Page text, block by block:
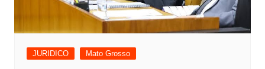
JURIDICO Mato Grosso